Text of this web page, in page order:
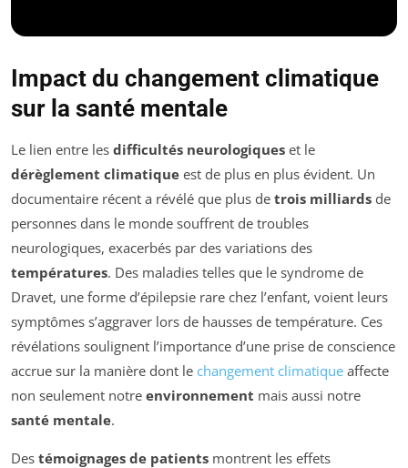
Impact du changement climatique
sur la santé mentale
Le lien entre les difficultés neurologiques et le
dérèglement climatique est de plus en plus évident. Un
documentaire récent a révélé que plus de trois milliards de
personnes dans le monde souffrent de troubles
neurologiques, exacerbés par des variations des
températures. Des maladies telles que le syndrome de
Dravet, une forme d’épilepsie rare chez l’enfant, voient leurs
symptômes s’aggraver lors de hausses de température. Ces
révélations soulignent l’importance d’une prise de conscience
accrue sur la manière dont le changement climatique affecte
non seulement notre environnement mais aussi notre
santé mentale.
Des témoignages de patients montrent les effets